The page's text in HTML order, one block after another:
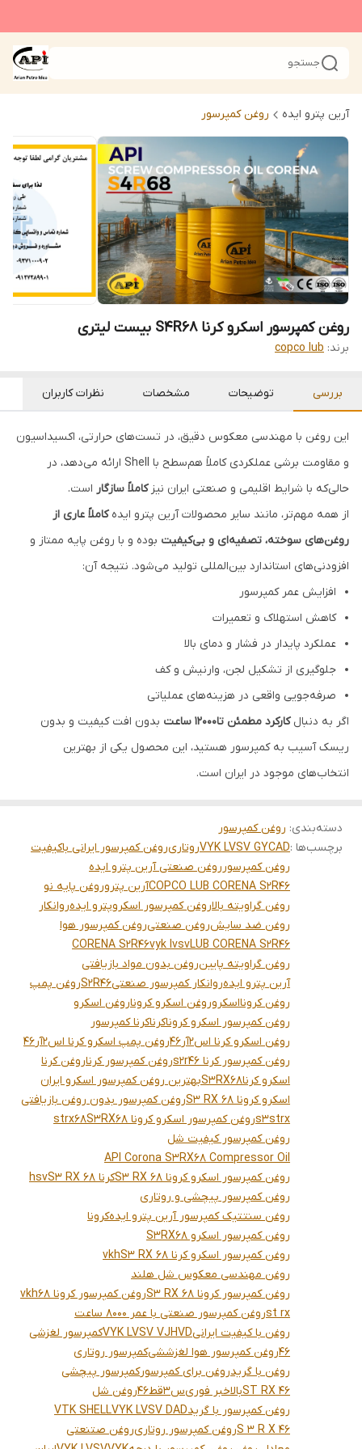
جستجو
آرین پترو ایده روغن کمپرسور
روغن کمپرسور اسکرو کرنا S4R68 بیست لیتری
برند: copco lub
بررسی توضیحات مشخصات نظرات کاربران
این روغن با مهندسی معکوس دقیق، در تست‌های حرارتی، اکسیداسیون
و مقاومت برشی عملکردی کاملاً هم‌سطح با Shell ارائه می‌دهد، در
حالی‌که با شرایط اقلیمی و صنعتی ایران نیزکاملاً سازگار است.
از همه مهم‌تر، مانند سایر محصولات آرین پترو ایدهکاملاً عاری از
روغن‌های سوخته، تصفیه‌ای و بی‌کیفیت بوده و با روغن پایه ممتاز و
افزودنی‌های استاندارد بین‌المللی تولید می‌شود. نتیجه آن:
افزایش عمر کمپرسور
کاهش استهلاک و تعمیرات
عملکرد پایدار در فشار و دمای بالا
جلوگیری از تشکیل لجن، وارنیش و کف
صرفه‌جویی واقعی در هزینه‌های عملیاتی
اگر به دنبالکارکرد مطمئن تا12000 ساعت
بدون افت کیفیت و بدون
ریسک آسیب به کمپرسور هستید، این محصول یکی از بهترین
انتخاب‌های موجود در ایران است.
دسته‌بندی: روغن کمپرسور
برچسب‌ها :VYK LVSV GYCADروتاریروغن کمپرسور ایرانی باکیفیت
روغن کمپرسور روغن صنعتی آرین پترو ایده
COPCO LUB CORENA S2R46آرین پتروروغن پایه نو
روغن گراویته بالاروغن کمپرسور اسکروپترو ایدهروانکار
روغن ضد سایشروغن صنعتیروغن کمپرسور هوا
LUB CORENA S2R46
vyk lvsv
CORENA S2R46
روغن گراویته پایینروغن بدون مواد بازیافتی
آرین پترو ایدهروانکار کمپرسور صنعتیS2R46روغن پمپ
روغن کرونااسکروروغن اسکرو کروناروغن اسکرو
روغن کمپرسور اسکرو کروناکرناکرنا کمپرسور
روغن اسکرو کرنا اس2آر46
روغن پمپ اسکرو کرنا اس2آر46
روغن کمپرسور کرنا s2r46
روغن کمپرسور کرناروغن کرنا
اسکرو کرناS3RX68بهترین روغن کمپرسور اسکرو ایران
اسکرو کرونا S3 RX 68
روغن کمپرسور بدون روغن بازیافتی
strx
s3روغن کمپرسور اسکرو کرونا S3RX68
strx68
روغن کمپرسور کیفیت شل
API Corona S3RX68 Compressor Oil
روغن کمپرسور اسکرو کرونا S3 RX 68
کرنا S3 RX 68
hsv
روغن کمپرسور پیچشی و روتاری
روغن سنتتیک کمپرسور آرین پترو ایدهکرونا
روغن کمپرسور اسکرو S3RX68
روغن کمپرسور اسکرو کرنا S3 RX 68
vkh
روغن مهندسی معکوس شل هلند
روغن کمپرسور کرونا S3 RX 68
روغن کمپرسور کرونا 68
vkh
st rxروغن کمپرسور صنعتی با عمر 8000 ساعت
روغن با کیفیت ایرانیVYK LVSV VJHVDکمپرسور لغزشی
46روغن کمپرسور هوا لغزششیکمپرسور روتاری
روغن با گریدروغن برای کمپرسورکمپرسور پیچشی
ST RX 46بالاخبر فوریس3قط46
روغن شل
روغن کمپرسور با گریدVYK LVSV DAD
VTK SHELL
S 3 R X 46روغن کمپرسور روتاریروغن صتنعتی